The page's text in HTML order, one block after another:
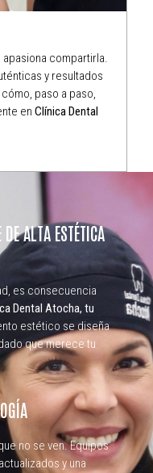
apasiona compartirla.
y resultados
paso a paso,
en Clínica Dental
ALTA ESTÉTICA
es consecuencia
Dental Atocha, tu
estético se diseña
que merece tu
no se ven. Equipos
y una